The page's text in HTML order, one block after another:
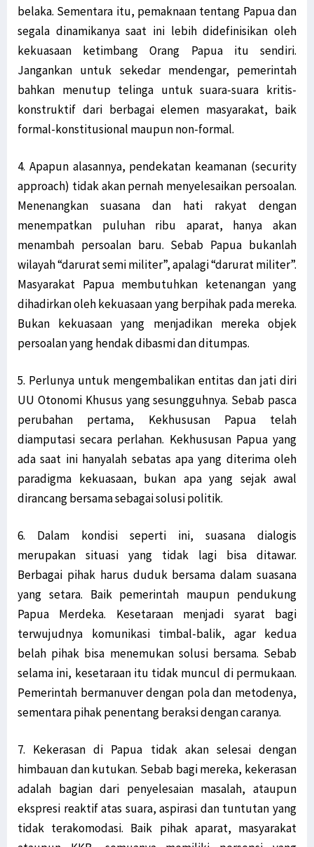
belaka. Sementara itu, pemaknaan tentang Papua dan
segala dinamikanya saat ini lebih didefinisikan oleh
kekuasaan ketimbang Orang Papua itu sendiri.
Jangankan untuk sekedar mendengar, pemerintah
bahkan menutup telinga untuk suara-suara kritis-
konstruktif dari berbagai elemen masyarakat, baik
formal-konstitusional maupun non-formal.
4. Apapun alasannya, pendekatan keamanan (security
approach) tidak akan pernah menyelesaikan persoalan.
Menenangkan suasana dan hati rakyat dengan
menempatkan puluhan ribu aparat, hanya akan
menambah persoalan baru. Sebab Papua bukanlah
wilayah “darurat semi militer”, apalagi “darurat militer”.
Masyarakat Papua membutuhkan ketenangan yang
dihadirkan oleh kekuasaan yang berpihak pada mereka.
Bukan kekuasaan yang menjadikan mereka objek
persoalan yang hendak dibasmi dan ditumpas.
5. Perlunya untuk mengembalikan entitas dan jati diri
UU Otonomi Khusus yang sesungguhnya. Sebab pasca
perubahan pertama, Kekhususan Papua telah
diamputasi secara perlahan. Kekhususan Papua yang
ada saat ini hanyalah sebatas apa yang diterima oleh
paradigma kekuasaan, bukan apa yang sejak awal
dirancang bersama sebagai solusi politik.
6. Dalam kondisi seperti ini, suasana dialogis
merupakan situasi yang tidak lagi bisa ditawar.
Berbagai pihak harus duduk bersama dalam suasana
yang setara. Baik pemerintah maupun pendukung
Papua Merdeka. Kesetaraan menjadi syarat bagi
terwujudnya komunikasi timbal-balik, agar kedua
belah pihak bisa menemukan solusi bersama. Sebab
selama ini, kesetaraan itu tidak muncul di permukaan.
Pemerintah bermanuver dengan pola dan metodenya,
sementara pihak penentang beraksi dengan caranya.
7. Kekerasan di Papua tidak akan selesai dengan
himbauan dan kutukan. Sebab bagi mereka, kekerasan
adalah bagian dari penyelesaian masalah, ataupun
ekspresi reaktif atas suara, aspirasi dan tuntutan yang
tidak terakomodasi. Baik pihak aparat, masyarakat